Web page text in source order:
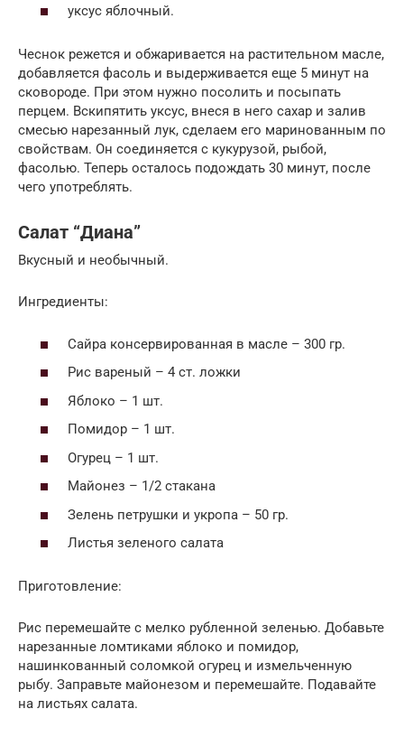
уксус яблочный.
Чеснок режется и обжаривается на растительном масле,
добавляется фасоль и выдерживается еще 5 минут на
сковороде. При этом нужно посолить и посыпать
перцем. Вскипятить уксус, внеся в него сахар и залив
смесью нарезанный лук, сделаем его маринованным по
свойствам. Он соединяется с кукурузой, рыбой,
фасолью. Теперь осталось подождать 30 минут, после
чего употреблять.
Салат “Диана”
Вкусный и необычный.
Ингредиенты:
Сайра консервированная в масле – 300 гр.
Рис вареный – 4 ст. ложки
Яблоко – 1 шт.
Помидор – 1 шт.
Огурец – 1 шт.
Майонез – 1/2 стакана
Зелень петрушки и укропа – 50 гр.
Листья зеленого салата
Приготовление:
Рис перемешайте с мелко рубленной зеленью. Добавьте
нарезанные ломтиками яблоко и помидор,
нашинкованный соломкой огурец и измельченную
рыбу. Заправьте майонезом и перемешайте. Подавайте
на листьях салата.